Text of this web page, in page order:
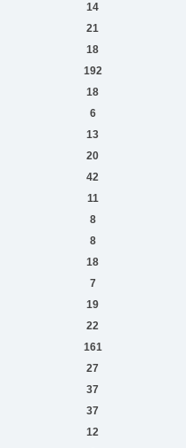
14
21
18
192
18
6
13
20
42
11
8
8
18
7
19
22
161
27
37
37
12